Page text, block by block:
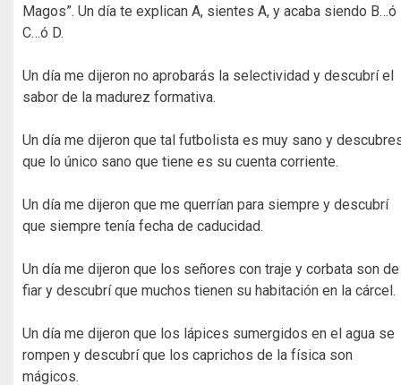
Magos”. Un día te explican A, sientes A, y acaba siendo B…ó
C…ó D.
Un día me dijeron no aprobarás la selectividad y descubrí el
sabor de la madurez formativa.
Un día me dijeron que tal futbolista es muy sano y
que lo único sano que tiene es su cuenta corriente.
Un día me dijeron que me querrían para siempre y descubrí
que siempre tenía fecha de caducidad.
Un día me dijeron que los señores con traje y corbata son de
fiar y descubrí que muchos tienen su habitación en la cárcel.
Un día me dijeron que los lápices sumergidos en el agua se
rompen y descubrí que los caprichos de la física son
mágicos.